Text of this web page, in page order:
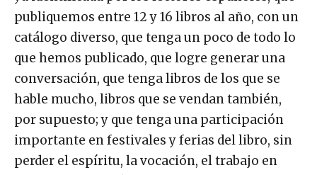
publiquemos entre 12 y 16 libros al año, con un
catálogo diverso, que tenga un poco de todo lo
que hemos publicado, que logre generar una
conversación, que tenga libros de los que se
hable mucho, libros que se vendan también,
por supuesto; y que tenga una participación
importante en festivales y ferias del libro, sin
perder el espíritu, la vocación, el trabajo en